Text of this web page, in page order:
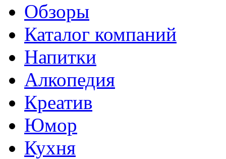
Обзоры
Каталог компаний
Напитки
Алкопедия
Креатив
Юмор
Кухня